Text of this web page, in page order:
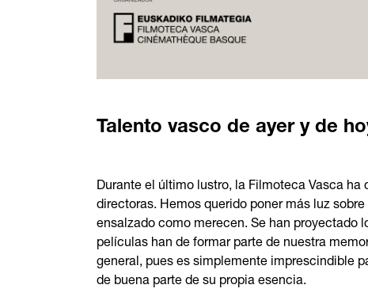
Talento vasco de ayer y de
Durante el último lustro, la Filmoteca Vasca
directoras. Hemos querido poner más luz
ensalzado como merecen. Se han proyectado
películas han de formar parte de nuestra
general, pues es simplemente imprescindible
de buena parte de su propia esencia.